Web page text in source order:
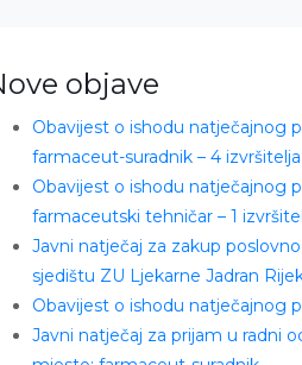
objave
Obavijest o ishodu natječajnog
farmaceut-suradnik – 4
Obavijest o ishodu natječajnog
farmaceutski tehničar – 1
Javni natječaj za zakup
sjedištu ZU Ljekarne Jadran
Obavijest o ishodu natječajnog
Javni natječaj za prijam u radni